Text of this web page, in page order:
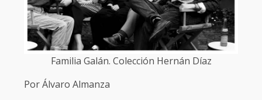
Familia Galán. Colección Hernán Díaz
Por Álvaro Almanza